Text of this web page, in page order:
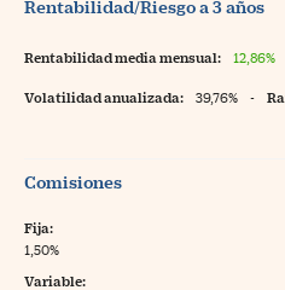
Rentabilidad/Riesgo a 3 años
Rentabilidad media mensual: 12,86%
Volatilidad anualizada: 39,76% -
Comisiones
Fija:
1,50%
Variable: